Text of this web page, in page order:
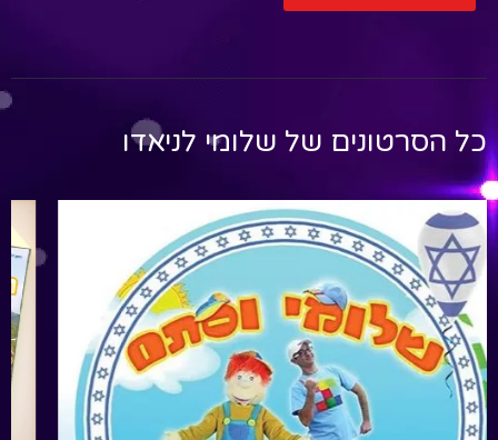
כל הסרטונים של שלומי לניאדו